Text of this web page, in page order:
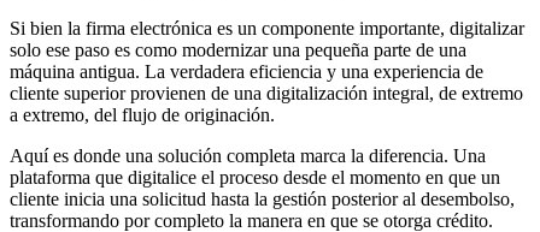
Si bien la firma electrónica es un componente importante, digitalizar
solo ese paso es como modernizar una pequeña parte de una
máquina antigua. La verdadera eficiencia y una experiencia de
cliente superior provienen de una digitalización integral, de extremo
a extremo, del flujo de originación.
Aquí es donde una solución completa marca la diferencia. Una
plataforma que digitalice el proceso desde el momento en que un
cliente inicia una solicitud hasta la gestión posterior al desembolso,
transformando por completo la manera en que se otorga crédito.